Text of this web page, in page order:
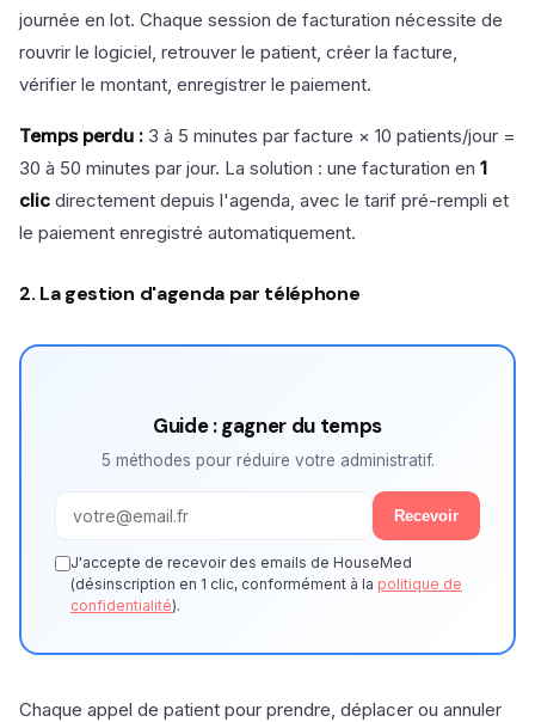
journée en lot. Chaque session de facturation nécessite de
rouvrir le logiciel, retrouver le patient, créer la facture,
vérifier le montant, enregistrer le paiement.
Temps perdu : 3 à 5 minutes par facture × 10 patients/jour =
30 à 50 minutes par jour. La solution : une facturation en 1
clic directement depuis l'agenda, avec le tarif pré-rempli et
le paiement enregistré automatiquement.
2. La gestion d'agenda par téléphone
Guide : gagner du temps
5 méthodes pour réduire votre administratif.
Recevoir
J'accepte de recevoir des emails de HouseMed
(désinscription en 1 clic, conformément à la politique de
confidentialité).
Chaque appel de patient pour prendre, déplacer ou annuler